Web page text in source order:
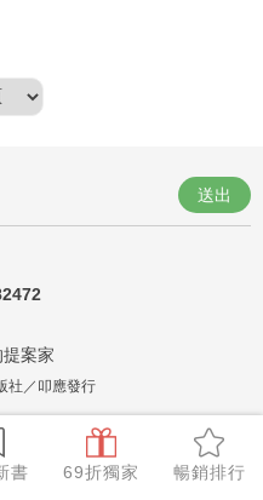
書 69折獨家 暢銷排行
案家
社／叩應發行
送出